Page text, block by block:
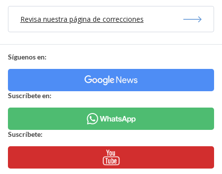
Revisa nuestra página de correcciones
Síguenos en:
Suscríbete en:
Suscríbete: